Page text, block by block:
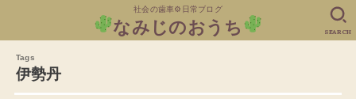
社会の歯車⚙日常ブログ
なみじのおうち SEARCH
伊勢丹